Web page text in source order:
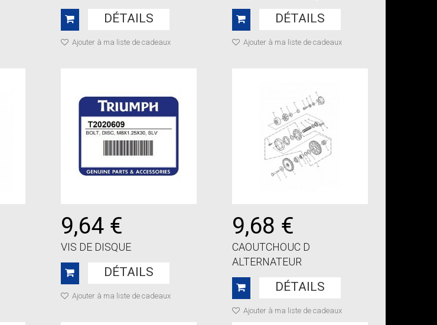
DÉTAILS
Ajouter à ma liste de cadeaux
DÉTAILS
Ajouter à ma liste de cadeaux
9,64 €
VIS DE DISQUE
DÉTAILS
Ajouter à ma liste de cadeaux
9,68 €
CAOUTCHOUC D
ALTERNATEUR
DÉTAILS
Ajouter à ma liste de cadeaux